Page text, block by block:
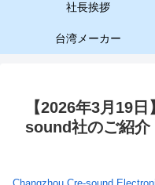
社長挨拶
台湾メーカー
【2026年3月19
sound社のご紹介